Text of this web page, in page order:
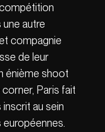
autre
compagnie
de leur
énième shoot
Paris fait
au sein